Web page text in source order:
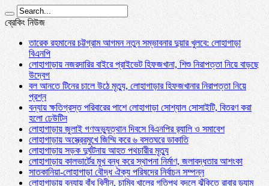
ব্রেকিং নিউজ
তারেক রহমানের চট্টগ্রাম আগমন নতুন সম্ভাবনার দুয়ার খুলবে: লোহাগাড়া
বিএনপি
লোহাগাড়ায় নজরদারির বাইরে প্রাইভেট হিফজখানা, শিশু নিরাপত্তা নিয়ে বাড়ছে
উদ্বেগ
বল আনতে টিনের চালে উঠে মৃত্যু, লোহাগাড়ার হিফজখানার নিরাপত্তা নিয়ে
প্রশ্ন
বন্যায় ক্ষতিগ্রস্ত পরিবারের পাশে লোহাগাড়া সোশ্যাল সোসাইটি, বিতরণ করা
হলো ঢেউটিন
লোহাগাড়ায় জুলাই গণঅভ্যুত্থান দিবসে বিএনপির র‌্যালি ও সমাবেশ
লোহাগাড়ায় অস্ত্রেরমুখে জিম্মি করে ৬ বসতঘরে ডাকাতি
লোহাগাড়ায় সড়ক দুর্ঘটনায় আহত পথচারীর মৃত্যু
লোহাগাড়ায় কালভার্টের মুখ বন্ধ করে স্থাপনা নির্মাণ, জলাবদ্ধতার আশংকা
সাতকানিয়া-লোহাগাড়া বৌদ্ধ ঐক্য পরিষদের নির্বাচন সম্পন্ন
লোহাগাড়ায় বন্যায় বাঁধ বিলীন, চাম্বি খালের গতিপথ বদলে ঝুঁকিতে রাবার ড্যাম